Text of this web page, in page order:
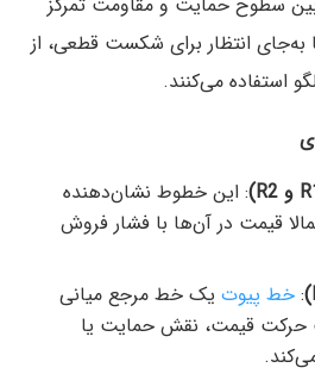
به‌جای انتظار برای شکست قطعی، از
استفاده می‌کنند.
و R2
): این خطوط نشان‌دهنده
قیمت در آن‌ها با فشار فروش
: خط پیوت یک خط مرجع میانی
قیمت، نقش حمایت یا